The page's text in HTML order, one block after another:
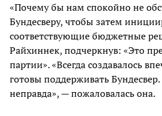
«Почему бы нам спокойно не
Бундесверу, чтобы затем
соответствующие бюджетные
Райхиннек, подчеркнув: «Это
партии». «Всегда создавалось
готовы поддерживать
неправда», — пожаловалась она.